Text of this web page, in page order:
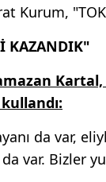
Kurum,
KAZANDIK"
da var,
var. Bizler